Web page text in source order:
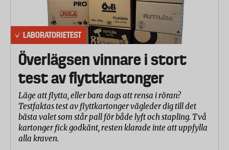
LABORATORIETEST
Överlägsen vinnare i stort
test av flyttkartonger
Läge att flytta, eller bara dags att rensa i röran?
Testfaktas test av flyttkartonger vägleder dig till det
bästa valet som står pall för både lyft och stapling. Två
kartonger fick godkänt, resten klarade inte att uppfylla
alla kraven.